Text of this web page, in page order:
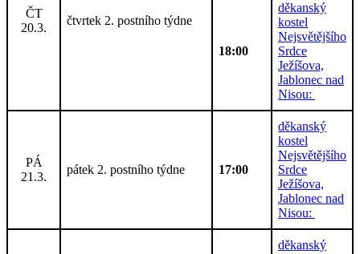
ČT
20.3.
čtvrtek 2. postního týdne
18:00
děkanský
kostel
Nejsvětějšího
Srdce
Ježíšova,
Jablonec nad
Nisou:
PÁ
21.3.
pátek 2. postního týdne 17:00
děkanský
kostel
Nejsvětějšího
Srdce
Ježíšova,
Jablonec nad
Nisou:
děkanský